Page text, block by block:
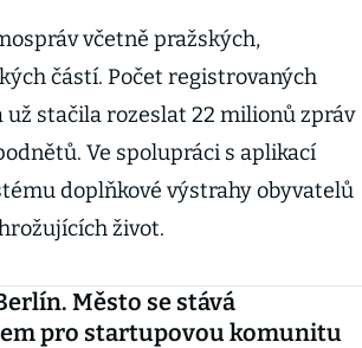
včetně pražských,
částí. Počet registrovaných
stačila rozeslat 22 milionů zpráv
Ve spolupráci s aplikací
doplňkové výstrahy obyvatelů
život.
Město se stává
pro startupovou komunitu